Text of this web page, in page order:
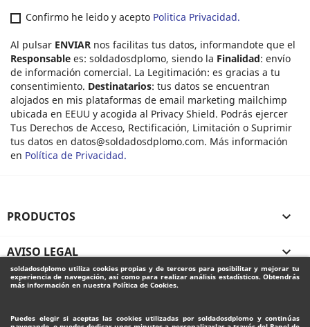
soldadosdplomo utiliza cookies propias y de terceros para posibilitar y mejorar tu
experiencia de navegación, así como para realizar análisis estadísticos. Obtendrás
más información en nuestra Política de Cookies.
Puedes elegir si aceptas las cookies utilizadas por soldadosdplomo y continúas
Confirmo he leido y acepto Politica Privacidad.
Al pulsar ENVIAR nos facilitas tus datos, informandote que el
Responsable es: soldadosdplomo, siendo la Finalidad: envío
de información comercial. La Legitimación: es gracias a tu
consentimiento. Destinatarios: tus datos se encuentran
alojados en mis plataformas de email marketing mailchimp
ubicada en EEUU y acogida al Privacy Shield. Podrás ejercer
Tus Derechos de Acceso, Rectificación, Limitación o Suprimir
tus datos en datos@soldadosdplomo.com. Más información
en Política de Privacidad.
PRODUCTOS 
AVISO LEGAL 
SU CUENTA
INFORMACIÓN DE LA TIENDA